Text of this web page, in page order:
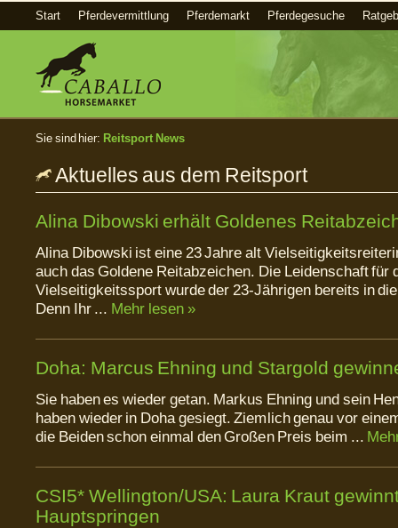
Start Pferdevermittlung Pferdemarkt Pferdegesuche
Sie sind hier: Reitsport News
Aktuelles aus dem Reitsport
Alina Dibowski erhält Goldenes
Alina Dibowski ist eine 23 Jahre alt
auch das Goldene Reitabzeichen. Die Leidenschaft für
Vielseitigkeitssport wurde der 23-Jährigen bereits in
Denn Ihr ... Mehr lesen »
Doha: Marcus Ehning und Stargold
Sie haben es wieder getan. Markus Ehning und sein
haben wieder in Doha gesiegt. Ziemlich genau vor
die Beiden schon einmal den Großen Preis beim ...
CSI5* Wellington/USA: Laura Kraut
Hauptspringen